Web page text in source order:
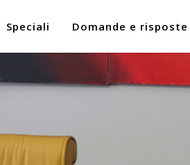
Speciali Domande e risposte